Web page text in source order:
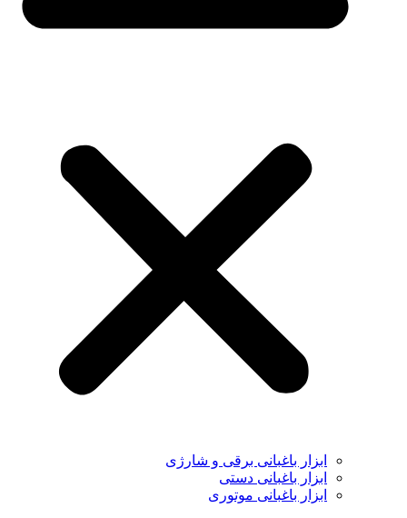
ابزار باغبانی برقی و شارژی
ابزار باغبانی دستی
ابزار باغبانی موتوری